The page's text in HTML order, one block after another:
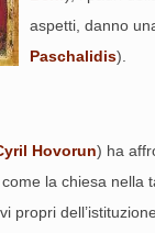
aspetti, danno
Paschalidis).
Hovorun) ha
la chiesa
propri